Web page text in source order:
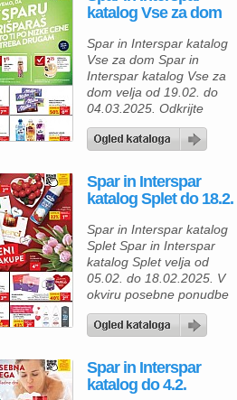
voljo po ugodnejših cenah.
Med njimi so pustne
lasulje, ki so idealne za
pustno zabavo ali
vsakodnevno uporabo. Te
lasulje […]
katalog Vse za dom
Spar in Interspar katalog
Vse za dom Spar in
Interspar katalog Vse za
dom velja od 19.02. do
04.03.2025. Odkrijte
vrhunske kuhinjske
pripomočke po izjemnih
katalogu Vse za dom. Za
vse ljubitelje kuhanja in
kakovostne opreme je v
INTERSPAR in
Hipermarketih SPAR na
voljo širok izbor posode in
pripomočkov, ki […]
Spar in Interspar
katalog Splet do 18.2.
Spar in Interspar katalog
Splet Spar in Interspar
katalog Splet velja od
05.02. do 18.02.2025. V
okviru posebne ponudbe
za dom in prosti čas,
SPAR Online predlaga
trenutno v akciji in na voljo
samo v spletni trgovini.
Med njimi je aparat za
Spar in Interspar
katalog do 4.2.